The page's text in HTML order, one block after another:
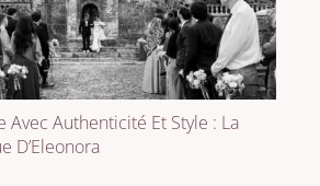
Avec Authenticité Et Style : La
D’Eleonora